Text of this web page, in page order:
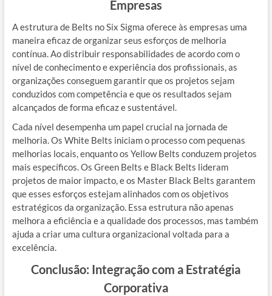
Empresas
A estrutura de Belts no Six Sigma oferece às empresas uma
maneira eficaz de organizar seus esforços de melhoria
contínua. Ao distribuir responsabilidades de acordo com o
nível de conhecimento e experiência dos profissionais, as
organizações conseguem garantir que os projetos sejam
conduzidos com competência e que os resultados sejam
alcançados de forma eficaz e sustentável.
Cada nível desempenha um papel crucial na jornada de
melhoria. Os White Belts iniciam o processo com pequenas
melhorias locais, enquanto os Yellow Belts conduzem projetos
mais específicos. Os Green Belts e Black Belts lideram
projetos de maior impacto, e os Master Black Belts garantem
que esses esforços estejam alinhados com os objetivos
estratégicos da organização. Essa estrutura não apenas
melhora a eficiência e a qualidade dos processos, mas também
ajuda a criar uma cultura organizacional voltada para a
excelência.
Conclusão: Integração com a Estratégia
Corporativa